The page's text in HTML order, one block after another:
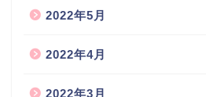
2022年5月
2022年4月
2022年3月